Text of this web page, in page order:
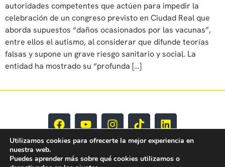
autoridades competentes que actúen para impedir la
celebración de un congreso previsto en Ciudad Real que
aborda supuestos “daños ocasionados por las vacunas”,
entre ellos el autismo, al considerar que difunde teorías
falsas y supone un grave riesgo sanitario y social. La
entidad ha mostrado su “profunda […]
Utilizamos cookies para ofrecerte la mejor experiencia en
nuestra web.
Puedes aprender más sobre qué cookies utilizamos o